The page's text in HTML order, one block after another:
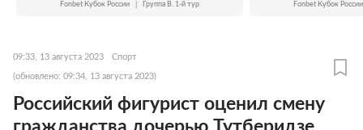
Fonbet Кубок России Группа B. 1-й тур Fonbet Кубок России
09:33, 13 августа 2023 Спорт
(обновлено: 09:34, 13 августа 2023)
Российский фигурист оценил смену